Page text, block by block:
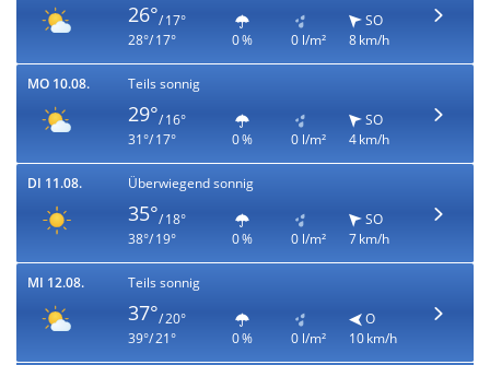
26°/ 17°
28°/ 17°
0 % 0 l/m²
SO
8 km/h
MO 10.08. Teils sonnig
29°/ 16°
31°/ 17°
0 % 0 l/m²
SO
4 km/h
DI 11.08. Überwiegend sonnig
35°/ 18°
38°/ 19°
0 % 0 l/m²
SO
7 km/h
MI 12.08. Teils sonnig
37°/ 20°
39°/ 21°
0 % 0 l/m²
O
10 km/h